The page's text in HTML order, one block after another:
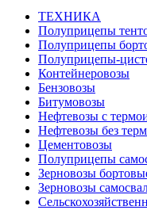
ТЕХНИКА
Полуприцепы
Полуприцепы
Полуприцепы-
Контейнеровозы
Бензовозы
Битумовозы
Нефтевозы с
Нефтевозы без
Цементовозы
Полуприцепы
Зерновозы
Зерновозы